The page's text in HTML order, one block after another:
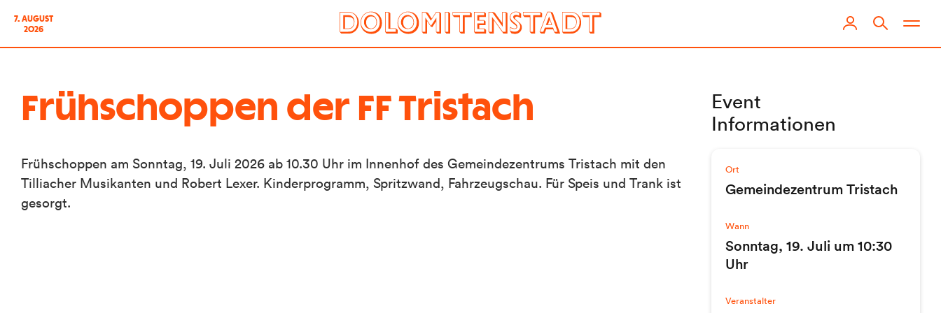
7. AUGUST
2026
Frühschoppen der FF Tristach
Frühschoppen am Sonntag, 19. Juli 2026 ab 10.30 Uhr im Innenhof des Gemeindezentrums Tristach mit den
Tilliacher Musikanten und Robert Lexer. Kinderprogramm, Spritzwand, Fahrzeugschau. Für Speis und Trank ist
gesorgt.
Event
Informationen
Ort
Gemeindezentrum Tristach
Wann
Sonntag, 19. Juli um 10:30
Uhr
Veranstalter